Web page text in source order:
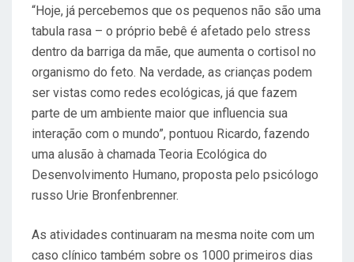
“Hoje, já percebemos que os pequenos não são uma
tabula rasa – o próprio bebê é afetado pelo stress
dentro da barriga da mãe, que aumenta o cortisol no
organismo do feto. Na verdade, as crianças podem
ser vistas como redes ecológicas, já que fazem
parte de um ambiente maior que influencia sua
interação com o mundo”, pontuou Ricardo, fazendo
uma alusão à chamada Teoria Ecológica do
Desenvolvimento Humano, proposta pelo psicólogo
russo Urie Bronfenbrenner.
As atividades continuaram na mesma noite com um
caso clínico também sobre os 1000 primeiros dias